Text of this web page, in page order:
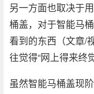
另一方面也取决于
桶盖，对于智能马
看到的东西（文章/
往觉得“网上得来终觉
虽然智能马桶盖现